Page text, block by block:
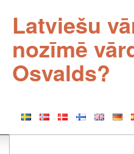
Latviešu
nozīmē
Osvalds?